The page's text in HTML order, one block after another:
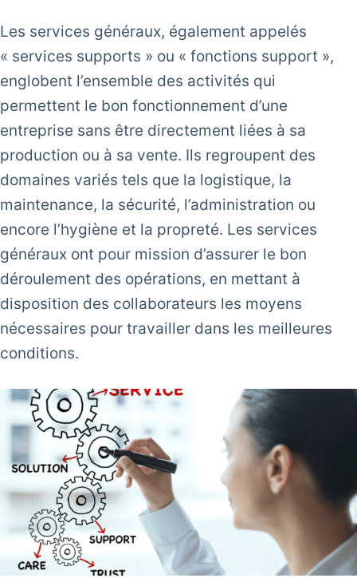
Les services généraux, également appelés
« services supports » ou « fonctions support »,
englobent l’ensemble des activités qui
permettent le bon fonctionnement d’une
entreprise sans être directement liées à sa
production ou à sa vente. Ils regroupent des
domaines variés tels que la logistique, la
maintenance, la sécurité, l’administration ou
encore l’hygiène et la propreté. Les services
généraux ont pour mission d’assurer le bon
déroulement des opérations, en mettant à
disposition des collaborateurs les moyens
nécessaires pour travailler dans les meilleures
conditions.